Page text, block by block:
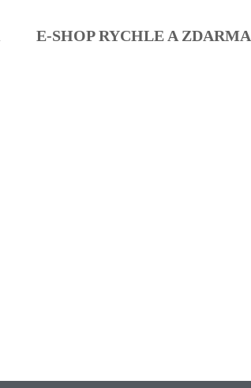
E-SHOP RYCHLE A ZDARMA